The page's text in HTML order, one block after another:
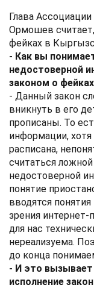
Глава
Ормошев
фейках в
- Как вы
недостоверной
законом о
- Данный закон
вникнуть в его
прописаны. То
информации,
расписана,
считаться
недостоверной
понятие
вводятся
зрения интернет-
для нас
нереализуема.
до конца
- И это
исполнение